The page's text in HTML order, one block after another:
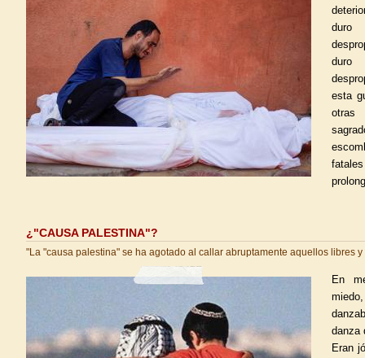
esta
otras
¿"CAUSA PALESTINA"?
"La "causa palestina" se ha agotado al callar abruptamente aquellos libres
En
danza
Eran